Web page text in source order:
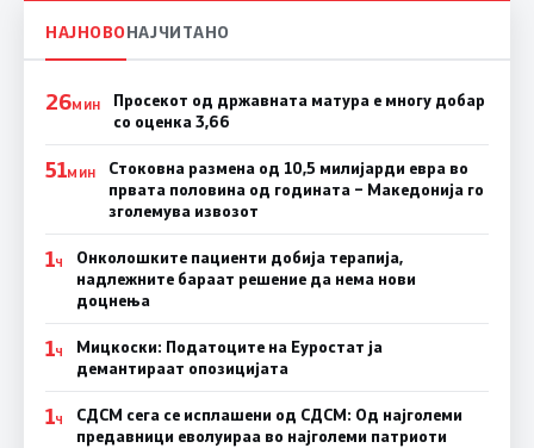
НАЈНОВОНАЈЧИТАНО
26МИН
Просекот од државната матура е многу добар
со оценка 3,66
51МИН
Стоковна размена од 10,5 милијарди евра во
првата половина од годината – Македонија го
зголемува извозот
1Ч
Онколошките пациенти добија терапија,
надлежните бараат решение да нема нови
доцнења
1Ч
Мицкоски: Податоците на Еуростат ја
демантираат опозицијата
1Ч
СДСМ сега се исплашени од СДСМ: Од најголеми
предавници еволуираа во најголеми патриоти